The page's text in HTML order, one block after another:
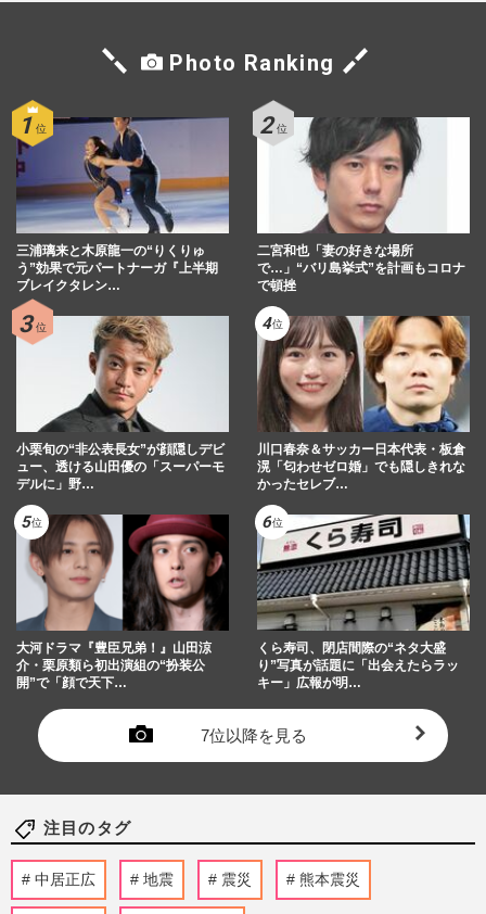
Photo Ranking
三浦璃来と木原龍一の“りくりゅ
う”効果で元パートナーガ『上半期
ブレイクタレン…
二宮和也「妻の好きな場所
で…」“バリ島挙式”を計画もコロナ
で頓挫
小栗旬の“非公表長女”が顔隠しデビ
ュー、透ける山田優の「スーパーモ
デルに」野…
川口春奈＆サッカー日本代表・板倉
滉「匂わせゼロ婚」でも隠しきれな
かったセレブ…
大河ドラマ『豊臣兄弟！』山田涼
介・栗原類ら初出演組の“扮装公
開”で「顔で天下…
くら寿司、閉店間際の“ネタ大盛
り”写真が話題に「出会えたらラッ
キー」広報が明…
7位以降を見る
注目のタグ
中居正広 地震 震災 熊本震災